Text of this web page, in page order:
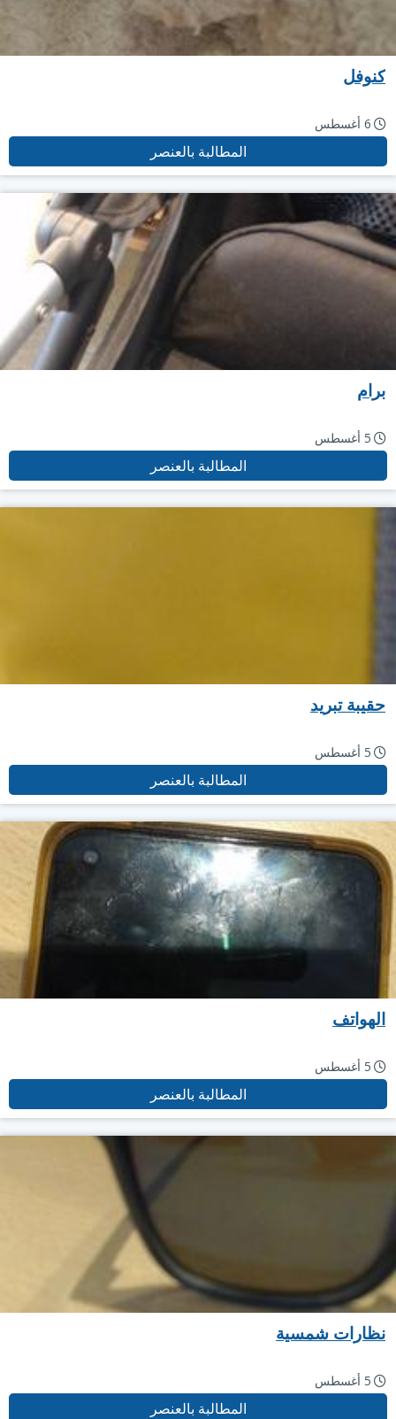
كنوفل
6 أغسطس
المطالبة بالعنصر
برام
5 أغسطس
المطالبة بالعنصر
حقيبة تبريد
5 أغسطس
المطالبة بالعنصر
الهواتف
5 أغسطس
المطالبة بالعنصر
نظارات شمسية
5 أغسطس
المطالبة بالعنصر